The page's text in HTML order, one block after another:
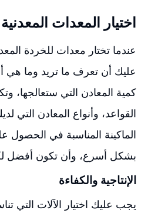
اختيار المعدات
عليك أن تعرف ما تريد وما هي
كمية المعادن التي ستعالجها،
القواعد، وأنواع المعادن التي
الماكينة المناسبة في الحصول
بشكل أسرع، وأن تكون أفضل
الإنتاجية والكفاءة
يجب عليك اختيار الآلات التي